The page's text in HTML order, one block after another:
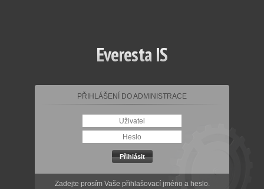
Everesta IS
PŘIHLÁŠENÍ DO ADMINISTRACE
Přihlásit
Zadejte prosím Vaše přihlašovací jméno a heslo.